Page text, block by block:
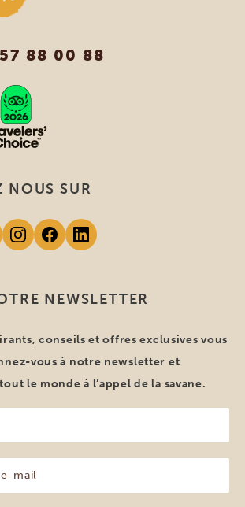
88 00 88
NEWSLETTER
conseils et offres exclusives vous
vous à notre newsletter et
le monde à l’appel de la savane.
NOUS SUR